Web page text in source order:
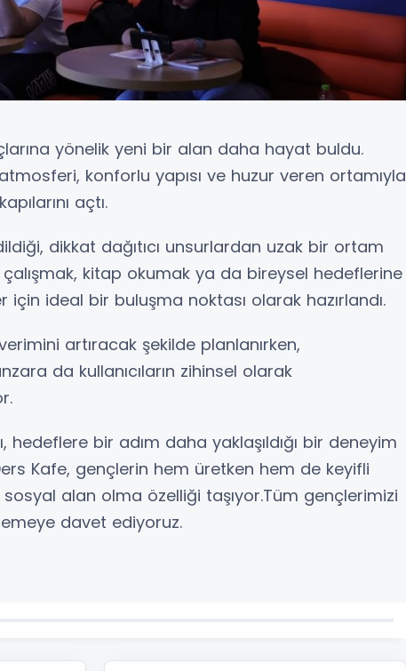
yönelik yeni bir alan daha hayat buldu.
konforlu yapısı ve huzur veren ortamıyla
açtı.
dikkat dağıtıcı unsurlardan uzak bir ortam
kitap okumak ya da bireysel hedeflerine
ideal bir buluşma noktası olarak hazırlandı.
artıracak şekilde planlanırken,
da kullanıcıların zihinsel olarak
hedeflere bir adım daha yaklaşıldığı bir deneyim
Kafe, gençlerin hem üretken hem de keyifli
alan olma özelliği taşıyor.Tüm gençlerimizi
davet ediyoruz.